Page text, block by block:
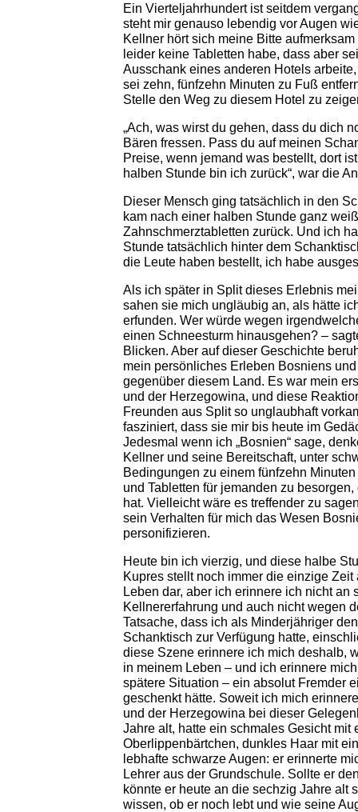
Ein Vierteljahrhundert ist seitdem
steht mir genauso lebendig vor Augen
Kellner hört sich meine Bitte
leider keine Tabletten habe, dass aber
Ausschank eines anderen Hotels
sei zehn, fünfzehn Minuten zu Fuß
Stelle den Weg zu diesem Hotel zu
„Ach, was wirst du gehen, dass du dich
Bären fressen. Pass du auf meinen
Preise, wenn jemand was bestellt, dort
halben Stunde bin ich zurück“, war die
Dieser Mensch ging tatsächlich in den
kam nach einer halben Stunde ganz
Zahnschmerztabletten zurück. Und ich
Stunde tatsächlich hinter dem
die Leute haben bestellt, ich habe
Als ich später in Split dieses Erlebnis
sahen sie mich ungläubig an, als hätte
erfunden. Wer würde wegen
einen Schneesturm hinausgehen? –
Blicken. Aber auf dieser Geschichte
mein persönliches Erleben Bosniens
gegenüber diesem Land. Es war mein
und der Herzegowina, und diese
Freunden aus Split so unglaubhaft
fasziniert, dass sie mir bis heute im
Jedesmal wenn ich „Bosnien“ sage,
Kellner und seine Bereitschaft, unter
Bedingungen zu einem fünfzehn
und Tabletten für jemanden zu
hat. Vielleicht wäre es treffender zu
sein Verhalten für mich das Wesen
personifizieren.
Heute bin ich vierzig, und diese halbe
Kupres stellt noch immer die einzige
Leben dar, aber ich erinnere ich nicht an
Kellnererfahrung und auch nicht wegen
Tatsache, dass ich als Minderjähriger
Schanktisch zur Verfügung hatte,
diese Szene erinnere ich mich deshalb,
in meinem Leben – und ich erinnere
spätere Situation – ein absolut Fremder
geschenkt hätte. Soweit ich mich
und der Herzegowina bei dieser
Jahre alt, hatte ein schmales Gesicht mit
Oberlippenbärtchen, dunkles Haar mit
lebhafte schwarze Augen: er erinnerte
Lehrer aus der Grundschule. Sollte er
könnte er heute an die sechzig Jahre alt
wissen, ob er noch lebt und wie seine